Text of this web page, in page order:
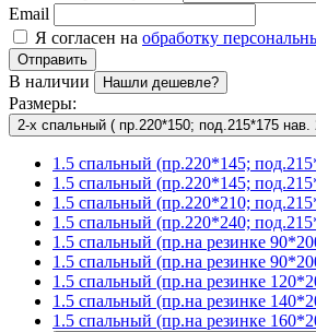
Email
Я согласен на обработку
Отправить
В наличии Нашли дешевле?
Размеры:
2-х спальный ( пр.220*150; под.215*175 нав.
1.5 спальный (пр.220*145;
1.5 спальный (пр.220*145;
1.5 спальный (пр.220*210;
1.5 спальный (пр.220*240;
1.5 спальный (пр.на резинке
1.5 спальный (пр.на резинке
1.5 спальный (пр.на резинке
1.5 спальный (пр.на резинке
1.5 спальный (пр.на резинке